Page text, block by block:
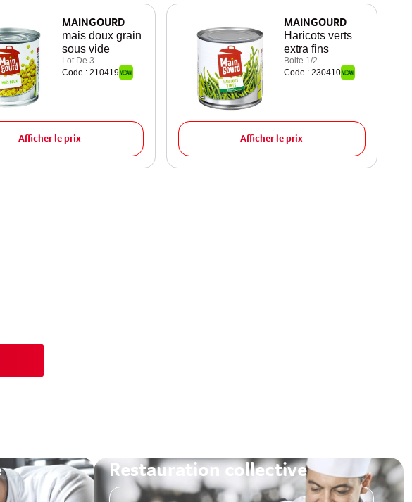
MAINGOURD
mais doux grain
sous vide
Lot De 3
Code : 210419
Afficher le prix
MAINGOURD
Haricots verts
extra fins
Boite 1/2
Code : 230410
Afficher le prix
Restauration collective